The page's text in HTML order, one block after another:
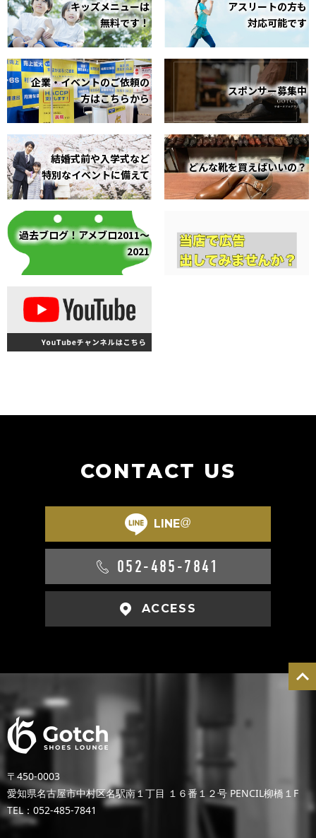
キッズメニューは
無料です！
アスリートの方も
対応可能です
企業・イベントのご依頼の
方はこちらから
スポンサー募集中
結婚式前や入学式など
特別なイベントに備えて
どんな靴を買えばいいの？
過去ブログ！アメブロ2011～
2021
CONTACT US
LINE@
052-485-7841
ACCESS
〒450-0003
愛知県名古屋市中村区名駅南１丁目 １６番１２号 PENCIL柳橋１F
TEL：052-485-7841